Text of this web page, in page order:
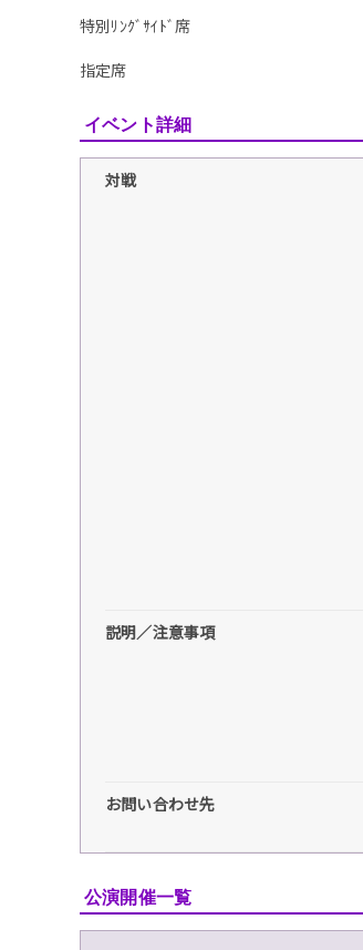
特別ﾘﾝｸﾞｻｲﾄﾞ席
指定席
イベント詳細
対戦
説明／注意事項
お問い合わせ先
公演開催一覧